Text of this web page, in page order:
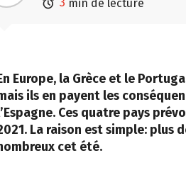
 min de lecture
En Europe, la Grèce et le
ils en payent les
Ces quatre pays
La raison est simple: plus
cet été.